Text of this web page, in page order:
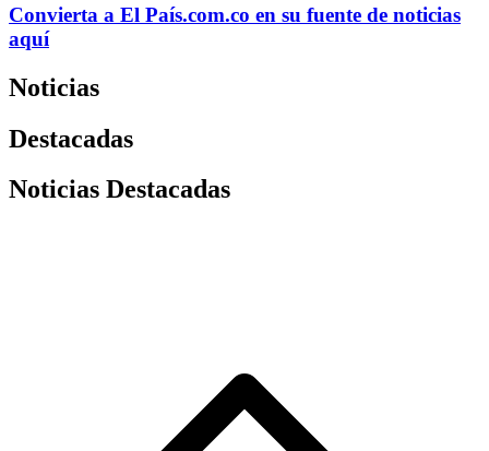
Convierta a El País.com.co en su fuente de noticias
aquí
Noticias
Destacadas
Noticias Destacadas